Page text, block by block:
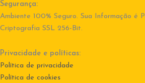
Segurança:
Ambiente 100% Seguro. Sua Informação é
Criptografia SSL 256-Bit.
Privacidade e políticas:
Política de privacidade
Política de cookies